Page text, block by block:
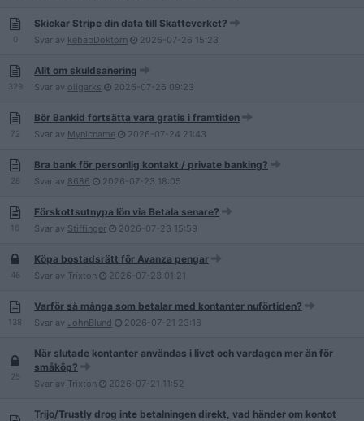
0
Skickar Stripe din data till Skatteverket?
Svar av kebabDoktorn 2026-07-26 15:23
329
Allt om skuldsanering
Svar av oligarks 2026-07-26 09:23
72
Bör Bankid fortsätta vara gratis i framtiden
Svar av Mynicname 2026-07-24 21:43
28
Bra bank för personlig kontakt / private banking?
Svar av 8686 2026-07-23 18:05
16
Förskottsutnypa lön via Betala senare?
Svar av Stiffinger 2026-07-23 15:59
46
Köpa bostadsrätt för Avanza pengar
Svar av Trixton 2026-07-23 01:21
138
Varför så många som betalar med kontanter nuförtiden?
Svar av JohnBlund 2026-07-21 23:18
25
När slutade kontanter användas i livet och vardagen mer än för
småköp?
Svar av Trixton 2026-07-21 11:52
Trijo/Trustly drog inte betalningen direkt, vad händer om kontot